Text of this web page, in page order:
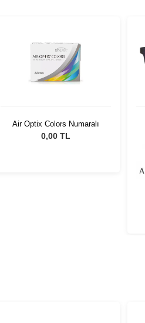
Air Optix Colors Numaralı
0,00 TL